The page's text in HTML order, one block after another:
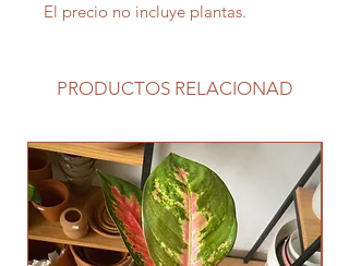
El precio no incluye plantas.
PRODUCTOS RELACIONAD